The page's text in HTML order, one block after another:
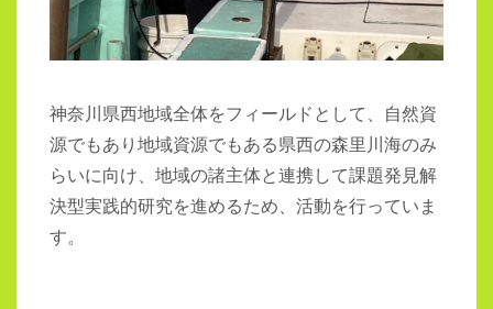
神奈川県西地域全体をフィールドとして、自然資
源でもあり地域資源でもある県西の森里川海のみ
らいに向け、地域の諸主体と連携して課題発見解
決型実践的研究を進めるため、活動を行っていま
す。